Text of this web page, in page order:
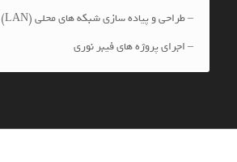
– طراحی و پیاده سازی شبکه های محلی (LAN)
– اجرای پروژه های فیبر نوری